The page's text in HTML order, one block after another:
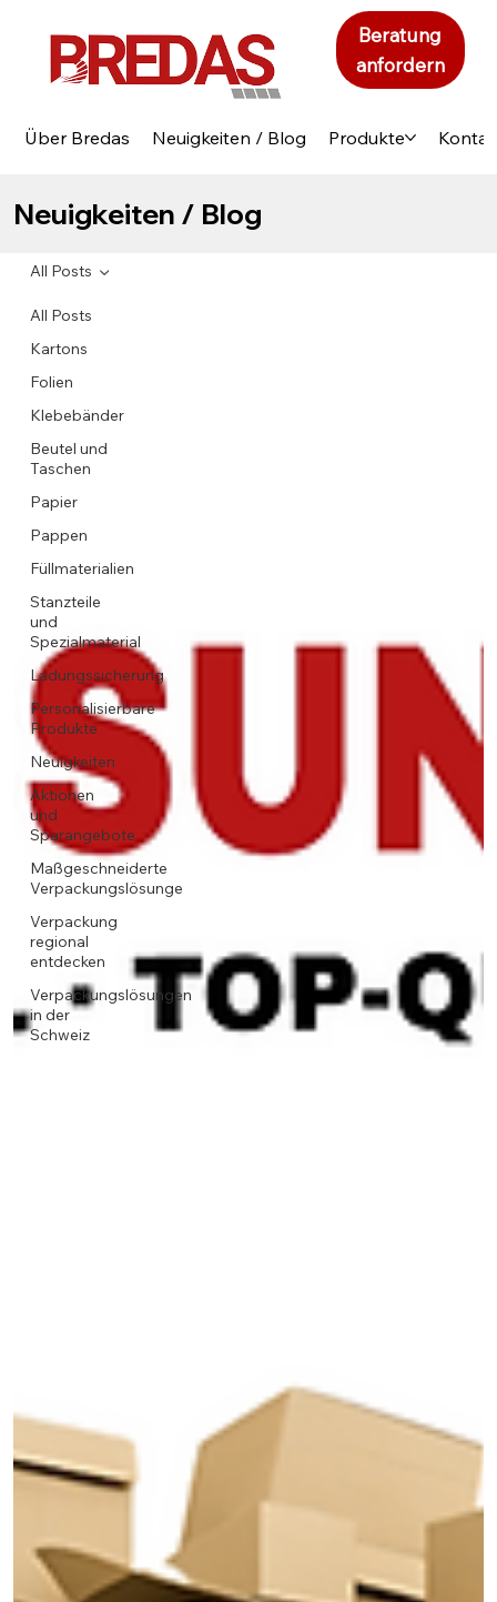
Über Bredas Neuigkeiten / Blog Produkte
Beratung
anfordern
Neuigkeiten / Blog
All Posts
Kartons
Folien
Klebebänder
Beutel und
Taschen
Papier
Pappen
Füllmaterialien
Stanzteile
und
Spezialmaterial
Ladungssicherung
Personalisierbare
Produkte
Neuigkeiten
Aktionen
und
Sparangebote
Maßgeschneiderte
Verpackungslösunge
Verpackung
regional
entdecken
Verpackungslösungen
in der
Schweiz
All Posts